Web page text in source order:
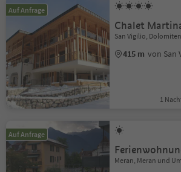
Auf Anfrage
Chalet
San Vigilio,
415 m von San
1
Auf Anfrage
Meran, Meran und